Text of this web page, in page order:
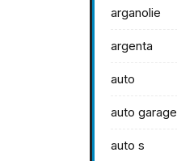
arganolie
argenta
auto
auto garage
auto s